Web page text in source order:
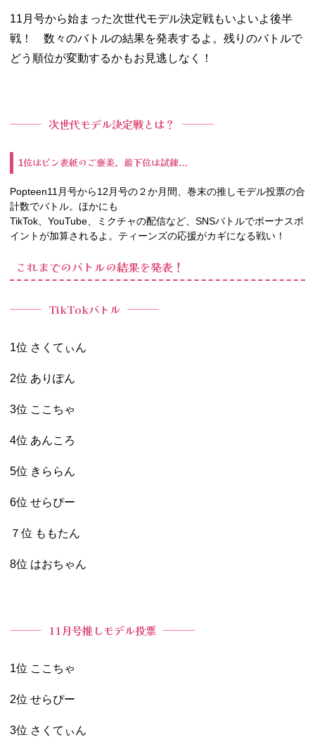
トルの結果を発
表！
− 残るバトルは
この2つ！
デュースで表紙
11月号から始まった次世代モデル決定戦もいよいよ後半
戦！ 数々のバトルの結果を発表するよ。残りのバトルで
どう順位が変動するかもお見逃しなく！
次世代モデル決定戦とは？
1位はピン表紙のご褒美、最下位は試練…
Popteen11 月号から12 月号の２か月間、巻末の推しモデル投票の合
計数でバトル。ほかにも
TikTok
YouTube 、ミクチャの配信など、 SNSバトルでボーナスポ
イントが加算されるよ。ティーンズの応援がカギになる戦い！
これまでのバトルの結果を発表！
TikTokバトル
1位 さくてぃん
2位 ありぽん
3位 ここちゃ
4位 あんころ
5位 きららん
6位 せらぴー
７位 ももたん
8位 はおちゃん
11月号推しモデル投票
1位 ここちゃ
2位 せらぴー
3位 さくてぃん